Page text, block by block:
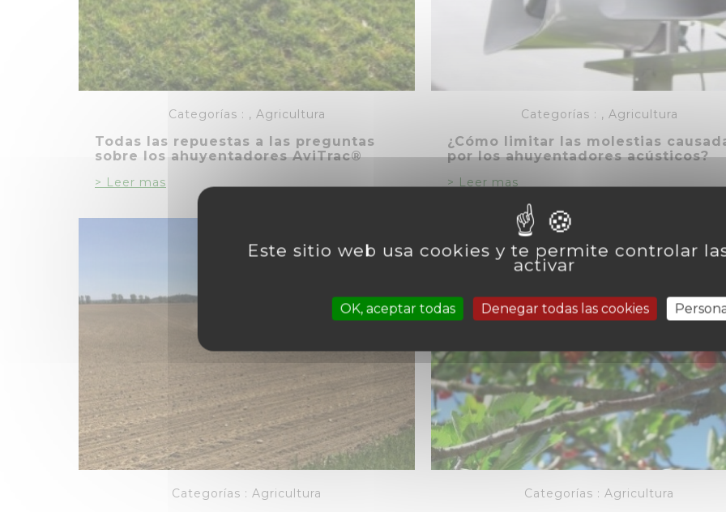
Categorías : , Agricultura
Todas las repuestas a las preguntas
sobre los ahuyentadores AviTrac®
> Leer mas
Categorías : , Agricultura
¿Cómo limitar las molestias
por los ahuyentadores acústicos?
> Leer mas
Categorías : Agricultura Categorías : Agricultura
Este sitio web usa cookies y te permite controlar
activar
OK, aceptar todas Denegar todas las cookies